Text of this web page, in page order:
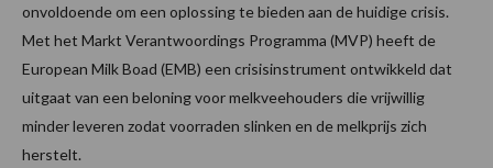
onvoldoende om een oplossing te bieden aan de huidige crisis.
Met het Markt Verantwoordings Programma (MVP) heeft de
European Milk Boad (EMB) een crisisinstrument ontwikkeld dat
uitgaat van een beloning voor melkveehouders die vrijwillig
minder leveren zodat voorraden slinken en de melkprijs zich
herstelt.